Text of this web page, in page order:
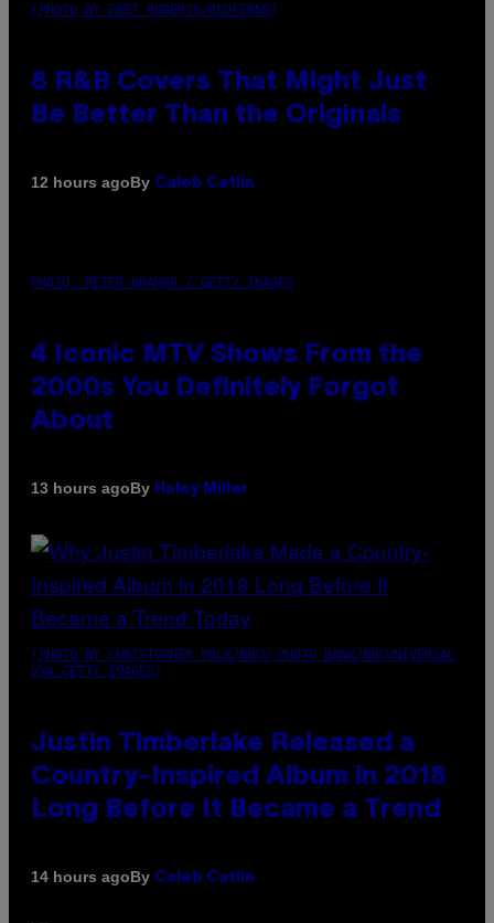
(PHOTO BY EBET ROBERTS/REDFERNS)
8 R&B Covers That Might Just
Be Better Than the Originals
12 hours agoBy Caleb Catlin
PHOTO: PETER KRAMER / GETTY IMAGES
4 Iconic MTV Shows From the
2000s You Definitely Forgot
About
13 hours agoBy Haley Miller
(PHOTO BY CHRISTOPHER POLK/NBCU PHOTO BANK/NBCUNIVERSAL
VIA GETTY IMAGES)
Justin Timberlake Released a
Country-Inspired Album in 2018
Long Before It Became a Trend
14 hours agoBy Caleb Catlin